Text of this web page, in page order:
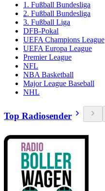
1. Fußball Bundesliga
2. Fußball Bundesliga
3. Fußball Liga
DFB-Pokal
UEFA Champions League
UEFA Europa League
Premier League
NFL
NBA Basketball
Major League Baseball
NHL
Top Radiosender